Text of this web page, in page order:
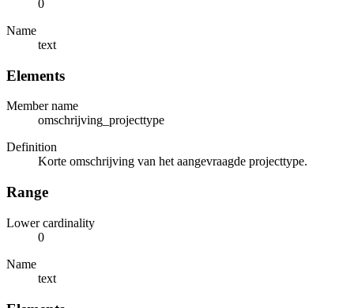
0
Name
text
Elements
Member name
omschrijving_projecttype
Definition
Korte omschrijving van het aangevraagde projecttype.
Range
Lower cardinality
0
Name
text